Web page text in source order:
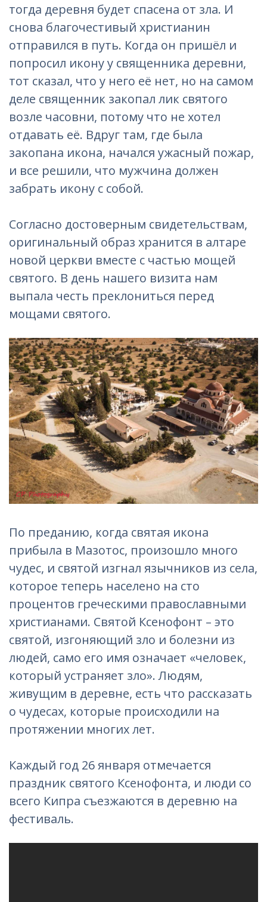
тогда деревня будет спасена от зла. И
снова благочестивый христианин
отправился в путь. Когда он пришёл и
попросил икону у священника деревни,
тот сказал, что у него её нет, но на самом
деле священник закопал лик святого
возле часовни, потому что не хотел
отдавать её. Вдруг там, где была
закопана икона, начался ужасный пожар,
и все решили, что мужчина должен
забрать икону с собой.
Согласно достоверным свидетельствам,
оригинальный образ хранится в алтаре
новой церкви вместе с частью мощей
святого. В день нашего визита нам
выпала честь преклониться перед
мощами святого.
По преданию, когда святая икона
прибыла в Мазотос, произошло много
чудес, и святой изгнал язычников из села,
которое теперь населено на сто
процентов греческими православными
христианами. Святой Ксенофонт – это
святой, изгоняющий зло и болезни из
людей, само его имя означает «человек,
который устраняет зло». Людям,
живущим в деревне, есть что рассказать
о чудесах, которые происходили на
протяжении многих лет.
Каждый год 26 января отмечается
праздник святого Ксенофонта, и люди со
всего Кипра съезжаются в деревню на
фестиваль.